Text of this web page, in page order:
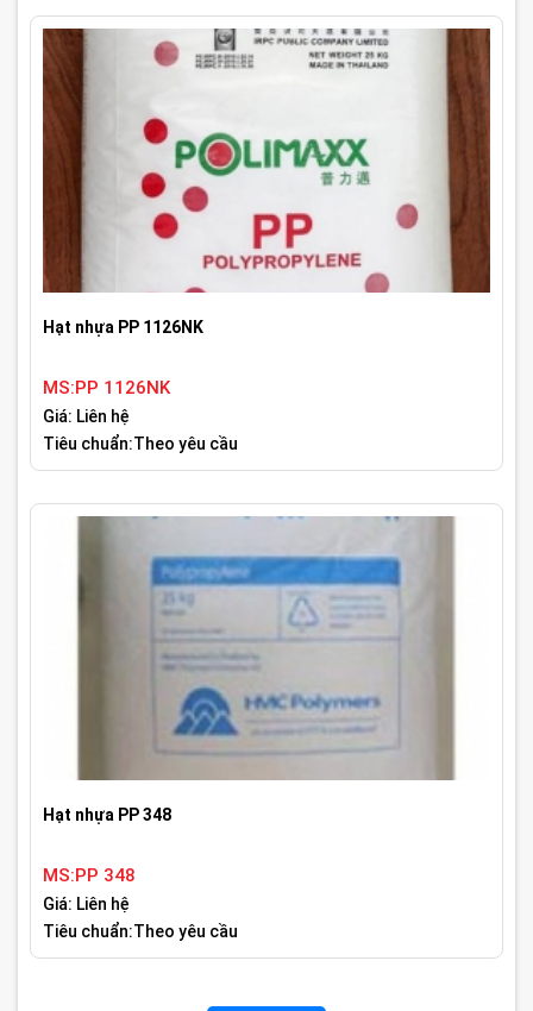
Hạt nhựa PP 1126NK
MS:PP 1126NK
Giá: Liên hệ
Tiêu chuẩn:Theo yêu cầu
Hạt nhựa PP 348
MS:PP 348
Giá: Liên hệ
Tiêu chuẩn:Theo yêu cầu